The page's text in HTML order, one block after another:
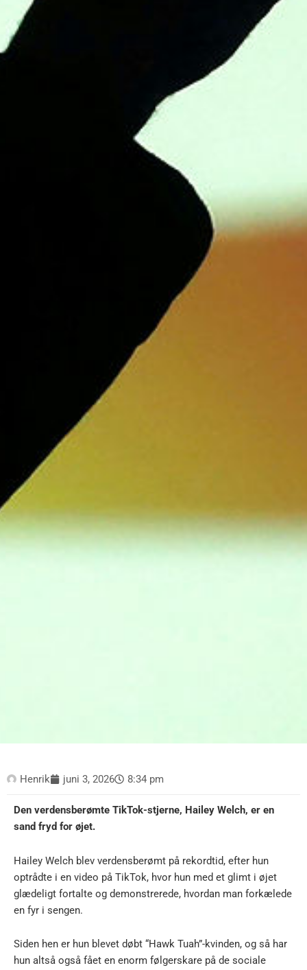
Henrik juni 3, 2026 8:34 pm
Den verdensberømte TikTok-stjerne, Hailey Welch, er en
sand fryd for øjet.
Hailey Welch blev verdensberømt på rekordtid, efter hun
optrådte i en video på TikTok, hvor hun med et glimt i øjet
glædeligt fortalte og demonstrerede, hvordan man forkælede
en fyr i sengen.
Siden hen er hun blevet døbt “Hawk Tuah”-kvinden, og så har
hun altså også fået en enorm følgerskare på de sociale